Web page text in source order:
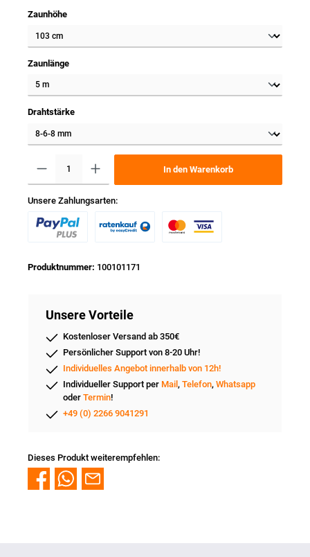
Zaunhöhe
Zaunlänge
Drahtstärke
In den Warenkorb
Unsere Zahlungsarten:
Produktnummer: 100101171
Unsere Vorteile
Kostenloser Versand ab 350€
Persönlicher Support von 8-20 Uhr!
Individuelles Angebot innerhalb von 12h!
Individueller Support per Mail , Telefon, Whatsapp
oder Termin!
+49 (0) 2266 9041291
Dieses Produkt weiterempfehlen: